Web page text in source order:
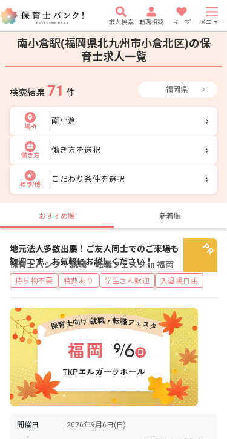
求人検索 転職相談 キープ メニュー
南小倉駅(福岡県北九州市小倉北区)の保
育士求人一覧
検索結果 71 件 福岡県
場所
南小倉
働き方
働き方を選択
給与/他
こだわり条件を選択
おすすめ順 新着順
保育士バンク！就職・転職フェスタ in 福岡
地元法人多数出展！ご友人同士でのご来場も
歓迎です。お気軽にお越しください！
持ち物不要 特典あり 学生さん歓迎 入退場自由
開催日 2026年9月6日(日)